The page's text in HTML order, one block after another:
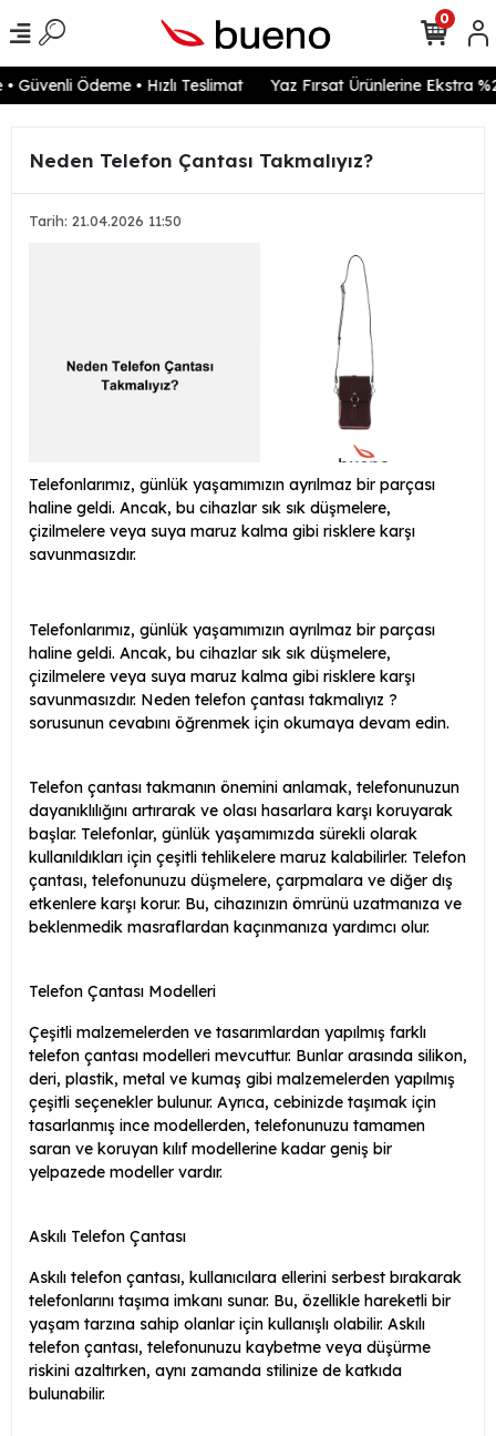
Ödeme • Hızlı Teslimat Yaz Fırsat Ürünlerine Ekstra
0
Neden Telefon Çantası Takmalıyız?
Tarih: 21.04.2026 11:50
Telefonlarımız, günlük yaşamımızın ayrılmaz bir parçası
haline geldi. Ancak, bu cihazlar sık sık düşmelere,
çizilmelere veya suya maruz kalma gibi risklere karşı
savunmasızdır.
Telefonlarımız, günlük yaşamımızın ayrılmaz bir parçası
haline geldi. Ancak, bu cihazlar sık sık düşmelere,
çizilmelere veya suya maruz kalma gibi risklere karşı
savunmasızdır. Neden telefon çantası takmalıyız ?
sorusunun cevabını öğrenmek için okumaya devam edin.
Telefon çantası takmanın önemini anlamak, telefonunuzun
dayanıklılığını artırarak ve olası hasarlara karşı koruyarak
başlar. Telefonlar, günlük yaşamımızda sürekli olarak
kullanıldıkları için çeşitli tehlikelere maruz kalabilirler. Telefon
çantası, telefonunuzu düşmelere, çarpmalara ve diğer dış
etkenlere karşı korur. Bu, cihazınızın ömrünü uzatmanıza ve
beklenmedik masraflardan kaçınmanıza yardımcı olur.
Telefon Çantası Modelleri
Çeşitli malzemelerden ve tasarımlardan yapılmış farklı
telefon çantası modelleri mevcuttur. Bunlar arasında silikon,
deri, plastik, metal ve kumaş gibi malzemelerden yapılmış
çeşitli seçenekler bulunur. Ayrıca, cebinizde taşımak için
tasarlanmış ince modellerden, telefonunuzu tamamen
saran ve koruyan kılıf modellerine kadar geniş bir
yelpazede modeller vardır.
Askılı Telefon Çantası
Askılı telefon çantası, kullanıcılara ellerini serbest bırakarak
telefonlarını taşıma imkanı sunar. Bu, özellikle hareketli bir
yaşam tarzına sahip olanlar için kullanışlı olabilir. Askılı
telefon çantası, telefonunuzu kaybetme veya düşürme
riskini azaltırken, aynı zamanda stilinize de katkıda
bulunabilir.